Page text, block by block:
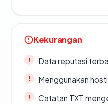
Kekurangan
Data reputasi
Menggunakan
Catatan TXT